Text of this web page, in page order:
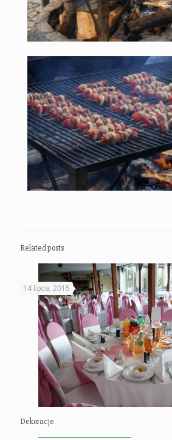
Related posts
14 lipca, 2015
Dekoracje